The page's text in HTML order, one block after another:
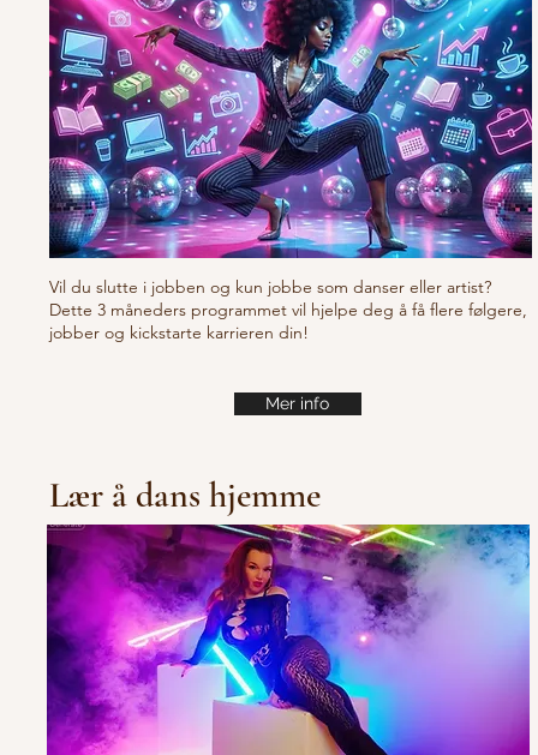
Fresh new set choreo
Vil du slutte i jobben og kun jobbe som danser eller artist?
Dette 3 måneders programmet vil hjelpe deg å få flere følgere,
jobber og kickstarte karrieren din!
Mer info
Lær å dans hjemme